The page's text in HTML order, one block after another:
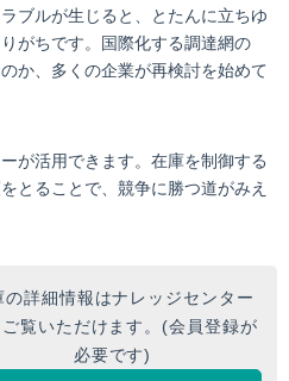
ブルが生じると、とたんに立ちゆ
がちです。国際化する調達網の
か、多くの企業が再検討を始めて
が活用できます。在庫を制御する
とることで、競争に勝つ道がみえ
の詳細情報はナレッジセンター
覧いただけます。(会員登録が
必要です)